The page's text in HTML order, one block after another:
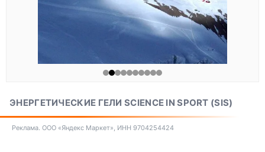
ЭНЕРГЕТИЧЕСКИЕ ГЕЛИ SCIENCE IN SPORT (SIS)
Реклама. ООО «Яндекс Маркет», ИНН 9704254424